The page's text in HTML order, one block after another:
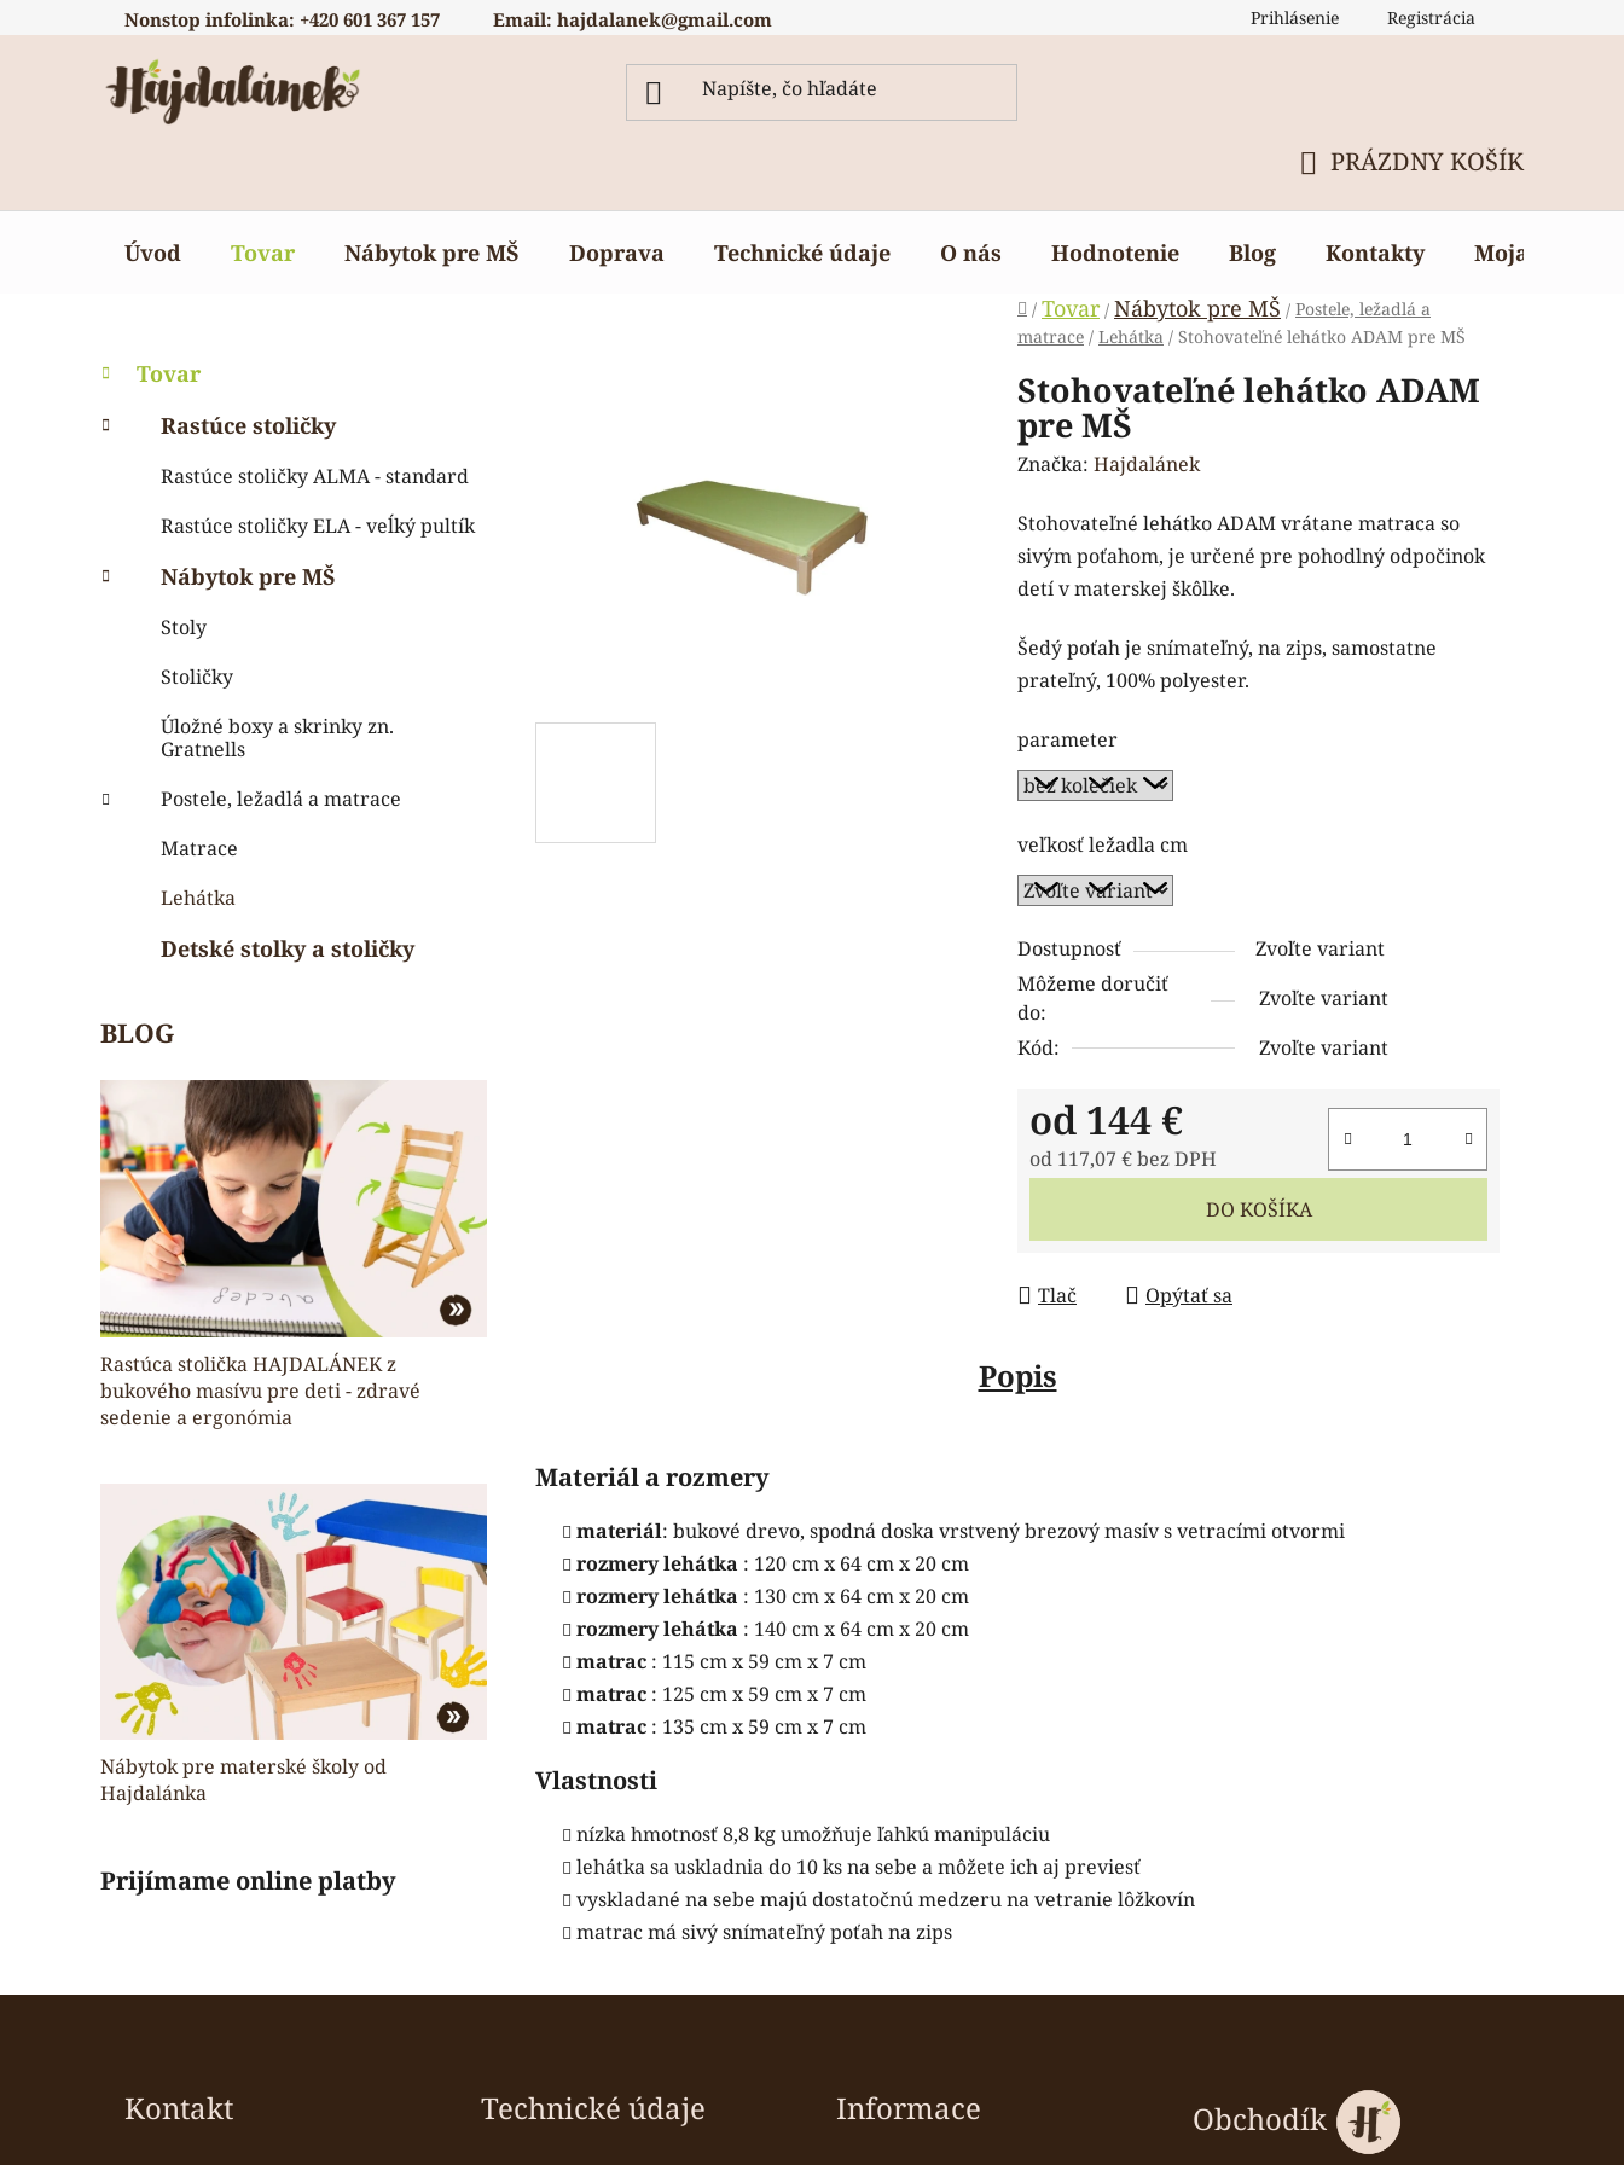
na
Nonstop infolinka: +420 601 367 157 Email: hajdalanek@gmail.com Prihlásenie Registrácia
KOŠÍK
PRÁZDNY KOŠÍK
Úvod Tovar Nábytok pre MŠ Doprava Technické údaje O nás Hodnotenie Blog Kontakty Moja
Domov
/ Tovar / Nábytok pre MŠ / Postele, ležadlá a
matrace / Lehátka / Stohovateľné lehátko ADAM pre MŠ
B
o
č
n
Preskočiť
kategórie
K
a
t
e
e
Tovar
Rastúce stoličky
Rastúce stoličky ALMA - standard
Rastúce stoličky ELA - veĺký pultík
Nábytok pre MŠ
Stoly
Stoličky
Úložné boxy a skrinky zn.
Gratnells
Postele, ležadlá a matrace
Matrace
Lehátka
Detské stolky a stoličky
BLOG
Rastúca stolička HAJDALÁNEK z
bukového masívu pre deti - zdravé
sedenie a ergonómia
Nábytok pre materské školy od
Hajdalánka
Prijímame online platby
Stohovateľné lehátko ADAM
pre MŠ
Značka: Hajdalánek
Stohovateľné lehátko ADAM vrátane matraca so
sivým poťahom, je určené pre pohodlný odpočinok
detí v materskej škôlke.
Šedý poťah je snímateľný, na zips, samostatne
prateľný, 100% polyester.
parameter
veľkosť ležadla cm
Dostupnosť
Zvoľte variant
Môžeme doručiť
do:
Zvoľte variant
Kód:
Zvoľte variant
od 144 €
od 117,07 €bez DPH
DO KOŠÍKA
Tlač Opýtať sa
Popis
Materiál a rozmery
materiál: bukové drevo, spodná doska vrstvený brezový masív s vetracími otvormi
rozmery lehátka : 120 cm x 64 cm x 20 cm
rozmery lehátka : 130 cm x 64 cm x 20 cm
rozmery lehátka : 140 cm x 64 cm x 20 cm
matrac : 115 cm x 59 cm x 7 cm
matrac : 125 cm x 59 cm x 7 cm
matrac : 135 cm x 59 cm x 7 cm
Vlastnosti
nízka hmotnosť 8,8 kg umožňuje ľahkú manipuláciu
lehátka sa uskladnia do 10 ks na sebe a môžete ich aj previesť
vyskladané na sebe majú dostatočnú medzeru na vetranie lôžkovín
matrac má sivý snímateľný poťah na zips
Kontakt Technické údaje Informace Obchodík